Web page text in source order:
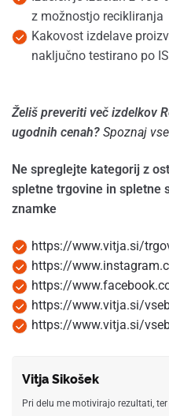
z možnostjo recikliranja
Kakovost izdelave
naključno testirano po
Želiš preveriti več izdelkov
ugodnih cenah? Spoznaj
Ne spreglejte kategorij z
spletne trgovine in spletne
znamke
https://www.vitja.si/
https://
https://
https://www.vitja.si/
https://www.vitja.si/
Vitja Sikošek
Pri delu me motivirajo rezultati,